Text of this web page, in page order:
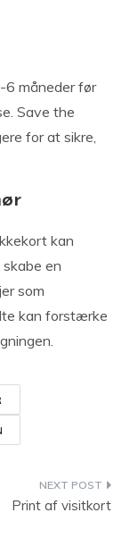
6 måneder før
Save the
for at sikre,
kan
en
som
kan forstærke
Print af visitkort